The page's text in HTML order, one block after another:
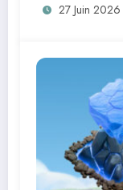
27 Juin 2026